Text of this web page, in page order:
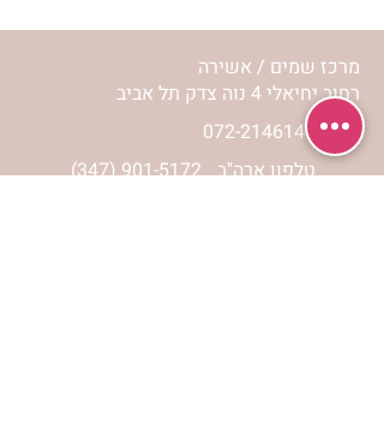
מרכז שמים / אשירה
רחוב יחיאלי 4 נוה צדק תל אביב
072-2146146
(347) 901-5172 טלפון ארה"ב